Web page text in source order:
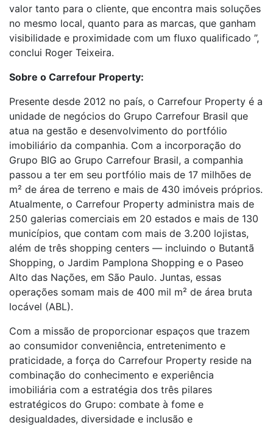
valor tanto para o cliente, que encontra mais soluções
no mesmo local, quanto para as marcas, que ganham
visibilidade e proximidade com um fluxo qualificado ”,
conclui Roger Teixeira.
Sobre o Carrefour Property:
Presente desde 2012 no país, o Carrefour Property é a
unidade de negócios do Grupo Carrefour Brasil que
atua na gestão e desenvolvimento do portfólio
imobiliário da companhia. Com a incorporação do
Grupo BIG ao Grupo Carrefour Brasil, a companhia
passou a ter em seu portfólio mais de 17 milhões de
m² de área de terreno e mais de 430 imóveis próprios.
Atualmente, o Carrefour Property administra mais de
250 galerias comerciais em 20 estados e mais de 130
municípios, que contam com mais de 3.200 lojistas,
além de três shopping centers — incluindo o Butantã
Shopping, o Jardim Pamplona Shopping e o Paseo
Alto das Nações, em São Paulo. Juntas, essas
operações somam mais de 400 mil m² de área bruta
locável (ABL).
Com a missão de proporcionar espaços que trazem
ao consumidor conveniência, entretenimento e
praticidade, a força do Carrefour Property reside na
combinação do conhecimento e experiência
imobiliária com a estratégia dos três pilares
estratégicos do Grupo: combate à fome e
desigualdades, diversidade e inclusão e